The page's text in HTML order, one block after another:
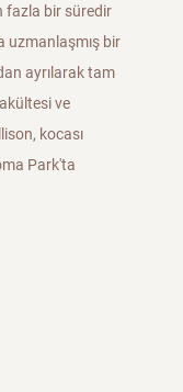
fazla bir süredir
uzmanlaşmış bir
ayrılarak tam
ve
kocası
Park'ta